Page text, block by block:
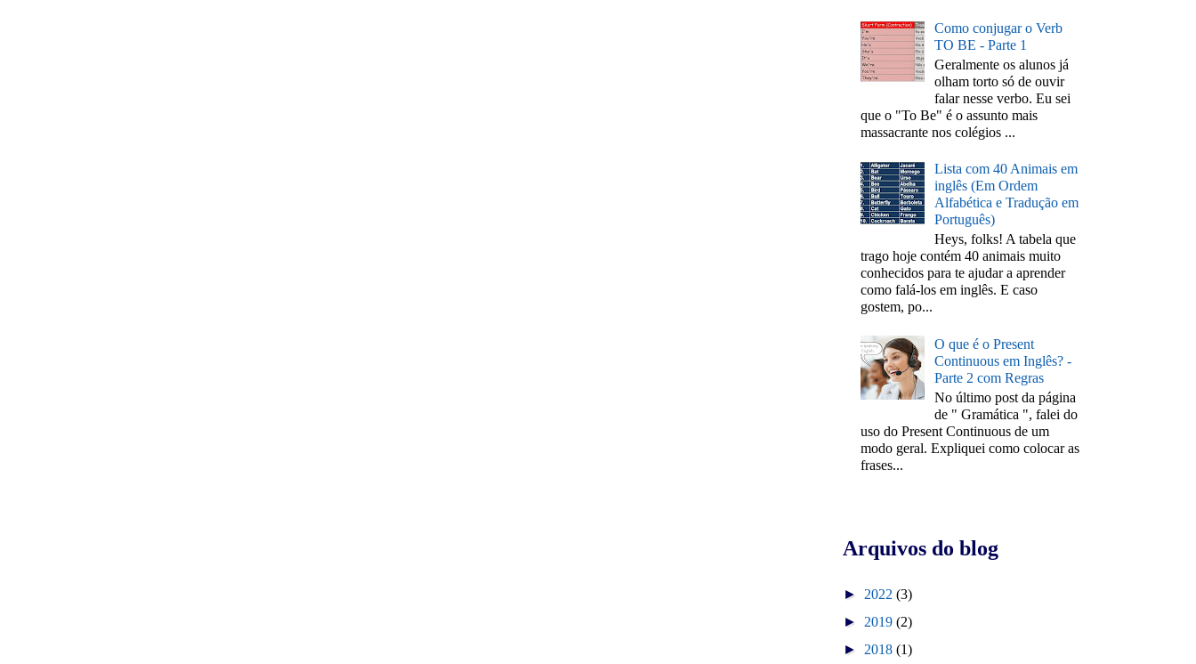
Como conjugar o Verb
TO BE - Parte 1
Geralmente os alunos já
olham torto só de ouvir
falar nesse verbo. Eu sei
que o "To Be" é o assunto mais
massacrante nos colégios ...
Lista com 40 Animais em
inglês (Em Ordem
Alfabética e Tradução em
Português)
Heys, folks! A tabela que
trago hoje contém 40 animais muito
conhecidos para te ajudar a aprender
como falá-los em inglês. E caso
gostem, po...
O que é o Present
Continuous em Inglês? -
Parte 2 com Regras
No último post da página
de " Gramática ", falei do
uso do Present Continuous de um
modo geral. Expliquei como colocar as
frases...
Arquivos do blog
► 2022 (3)
► 2019 (2)
► 2018 (1)